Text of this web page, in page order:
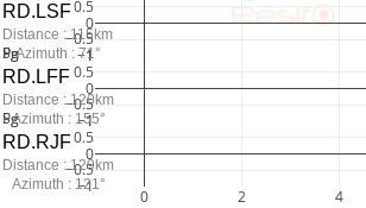
0 2 4
−1
−0.5
0
0.5
1
−1
−0.5
0
0.5
1
−1
−0.5
0
0.5
Pg
Sg
Pn
Pg
Sg
RD.RJF
Distance : 129km
Azimuth : 121°
RD.LFF
Distance : 120km
Azimuth : 155°
RD.LSF
Distance : 115km
Azimuth : 71°